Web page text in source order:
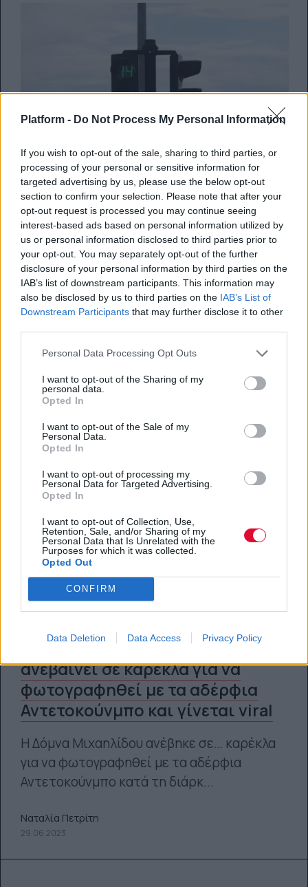
Platform - Do Not Process My Personal Information
If you wish to opt-out of the sale, sharing to third parties, or
processing of your personal or sensitive information for
targeted advertising by us, please use the below opt-out
section to confirm your selection. Please note that after your
opt-out request is processed you may continue seeing
interest-based ads based on personal information utilized by
us or personal information disclosed to third parties prior to
your opt-out. You may separately opt-out of the further
disclosure of your personal information by third parties on the
IAB’s list of downstream participants. This information may
also be disclosed by us to third parties on the IAB’s List of
Downstream Participants that may further disclose it to other
Personal Data Processing Opt Outs
I want to opt-out of the Sharing of my
personal data.
Opted In
I want to opt-out of the Sale of my
Personal Data.
Opted In
I want to opt-out of processing my
Personal Data for Targeted Advertising.
Opted In
I want to opt-out of Collection, Use,
Retention, Sale, and/or Sharing of my
Personal Data that Is Unrelated with the
Purposes for which it was collected.
Opted Out
CONFIRM
Data Deletion Data Access Privacy Policy
Φανάρια με γυναικείες φιγούρες
απέκτησε η Λάρισα – Η ισότητα
κερδίζεται με πολλούς τρόπους
Οκτώ φωτεινοί σηματοδότες με γυναικείες
φιγούρες τοποθετήθηκαν σε τέσσερις
περιφερειακές ενότητες τη...
Ναταλία Πετρίτη
Η Υφυπουργός Παιδείας
ανεβαίνει σε καρέκλα για να
φωτογραφηθεί με τα αδέρφια
Αντετοκούνμπο και γίνεται viral
Η Δόμνα Μιχαηλίδου ανέβηκε σε… καρέκλα
για να φωτογραφηθεί με τα αδέρφια
Αντετοκούνμπο κατά τη διάρκ...
Ναταλία Πετρίτη
29.06.2023